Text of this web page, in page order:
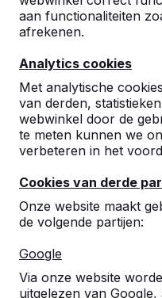
aan functionaliteiten
afrekenen.
Analytics cookies
Met analytische
van derden,
webwinkel door de
te meten kunnen we
verbeteren in het
Cookies van derde
Onze website maakt
de volgende partijen:
Google
Via onze website
uitgelezen van
Betonnen
bankjes en
robuuste spel- en
Bekijk onze